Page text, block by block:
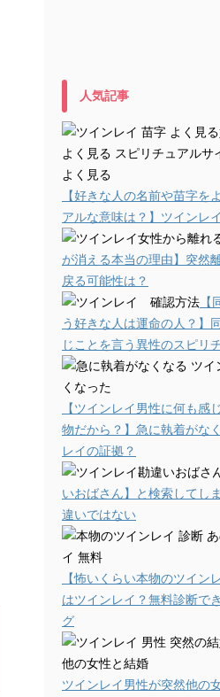
人気記事
【好きな人の名前や苗字を
アルな意味は？】ツインレ
が消える本当の理由】突然
戻る可能性は？
う好きな人は運命の人？】
じことを言う異性のスピリ
【ツインレイ男性に何も感
物だから？】急に執着がな
レイの証拠？
いおばさん】と検索してし
違いではない
【怖いくらい本物のツイン
はツインレイ？無料診断で
グ
ツインレイ男性が突然他の